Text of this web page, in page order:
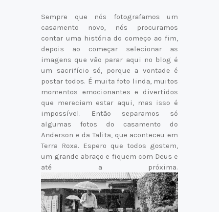
Sempre que nós fotografamos um
casamento novo, nós procuramos
contar uma história do começo ao fim,
depois ao começar selecionar as
imagens que vão parar aqui no blog é
um sacrifício só, porque a vontade é
postar todos. É muita foto linda, muitos
momentos emocionantes e divertidos
que mereciam estar aqui, mas isso é
impossível. Então separamos só
algumas fotos do casamento do
Anderson e da Talita, que aconteceu em
Terra Roxa. Espero que todos gostem,
um grande abraço e fiquem com Deus e
até a próxima.